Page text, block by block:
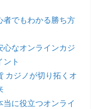
者でもわかる勝ち方
心なオンラインカジ
ト
カジノが切り拓くオ
に役立つオンライ